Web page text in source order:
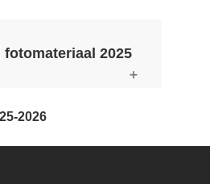
2025
kan je
2026